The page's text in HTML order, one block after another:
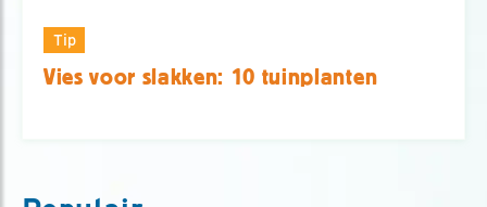
Tip
Vies voor slakken: 10 tuinplanten